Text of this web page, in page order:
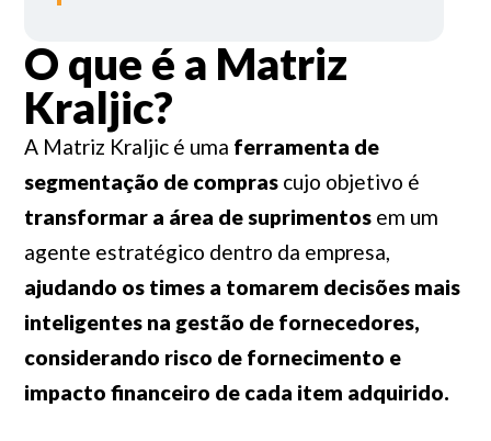
O que é a Matriz
Kraljic?
A Matriz Kraljic é uma ferramenta de
segmentação de comprascujo objetivo é
transformar a área de suprimentosem um
agente estratégico dentro da empresa,
ajudando os times a tomarem decisões mais
inteligentes na gestão de fornecedores,
considerando risco de fornecimento e
impacto financeiro de cada item adquirido.